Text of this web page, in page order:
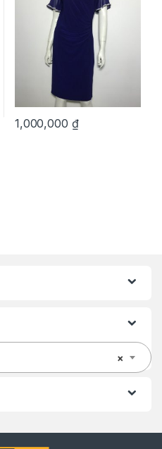
1,000,000 ₫
×